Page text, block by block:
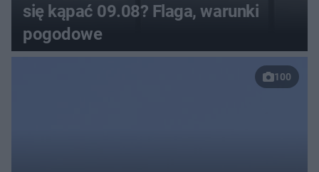
się kąpać 09.08? Flaga, warunki
pogodowe
100